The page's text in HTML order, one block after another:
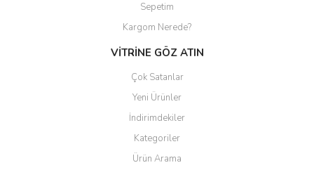
Sepetim
Kargom Nerede?
VİTRİNE GÖZ ATIN
Çok Satanlar
Yeni Ürünler
İndirimdekiler
Kategoriler
Ürün Arama